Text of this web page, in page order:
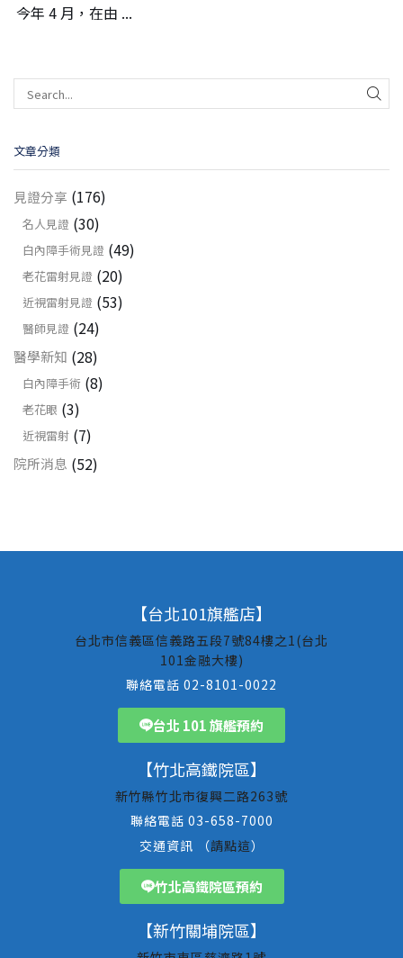
今年 4 月，在由 ...
文章分類
見證分享 (176)
名人見證 (30)
白內障手術見證 (49)
老花雷射見證 (20)
近視雷射見證 (53)
醫師見證 (24)
醫學新知 (28)
白內障手術 (8)
老花眼 (3)
近視雷射 (7)
院所消息 (52)
【台北101旗艦店】
台北市信義區信義路五段7號84樓之1(台北
101金融大樓)
聯絡電話 02-8101-0022
台北 101 旗艦預約
【竹北高鐵院區】
新竹縣竹北市復興二路263號
聯絡電話 03-658-7000
交通資訊 （請點這）
竹北高鐵院區預約
【新竹關埔院區】